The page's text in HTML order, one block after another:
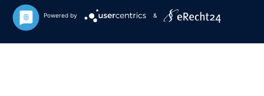
Powered by &